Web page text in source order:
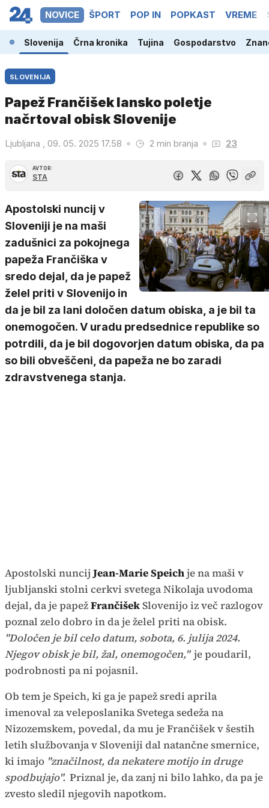
NOVICE ŠPORT POP IN POPKAST VREME
Slovenija Črna kronika Tujina Gospodarstvo
SLOVENIJA
Papež Frančišek lansko poletje
načrtoval obisk Slovenije
Ljubljana , 09. 05. 2025 17.58 2 min branja 23
AVTOR:
STA
Apostolski nuncij v
Sloveniji je na maši
zadušnici za pokojnega
papeža Frančiška v
sredo dejal, da je papež
želel priti v Slovenijo in
da je bil za lani določen datum obiska, a je bil ta
onemogočen. V uradu predsednice republike so
potrdili, da je bil dogovorjen datum obiska, da pa
so bili obveščeni, da papeža ne bo zaradi
zdravstvenega stanja.
Apostolski nuncijJean-Marie Speichje na maši v
ljubljanski stolni cerkvi svetega Nikolaja uvodoma
dejal, da je papežFrančišekSlovenijo iz več razlogov
poznal zelo dobro in da je želel priti na obisk.
"Določen je bil celo datum, sobota, 6. julija 2024.
Njegov obisk je bil, žal, onemogočen," je poudaril,
podrobnosti pa ni pojasnil.
Ob tem je Speich, ki ga je papež sredi aprila
imenoval za veleposlanika Svetega sedeža na
Nizozemskem, povedal, da mu je Frančišek v šestih
letih službovanja v Sloveniji dal natančne smernice,
ki imajo "značilnost, da nekatere motijo in druge
spodbujajo". Priznal je, da zanj ni bilo lahko, da pa je
zvesto sledil njegovih napotkom.